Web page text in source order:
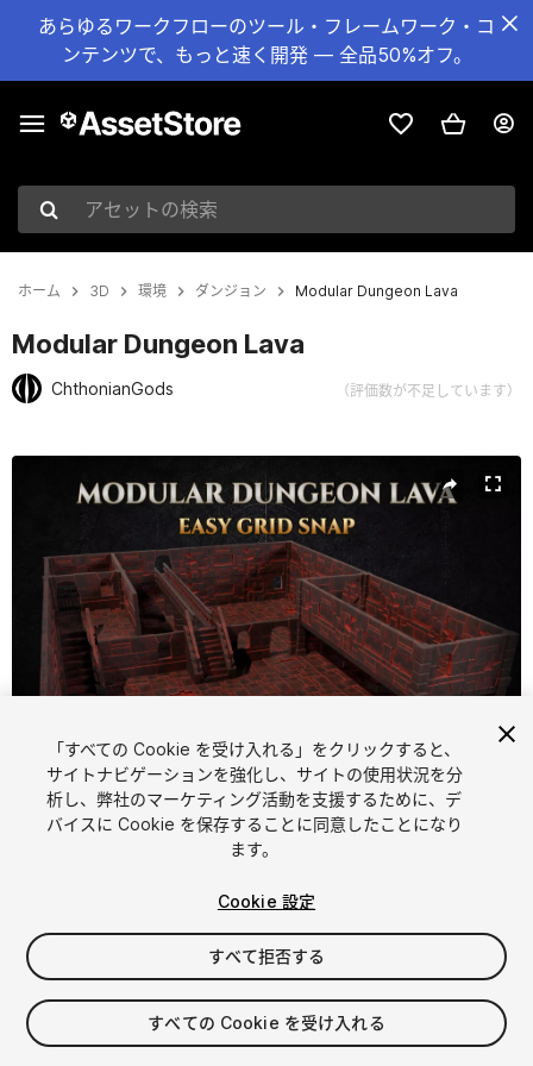
あらゆるワークフローのツール・フレームワーク・コ
ンテンツで、もっと速く開発 — 全品50%オフ。
アセットの検索
ホーム 3D 環境 ダンジョン Modular Dungeon Lava
Modular Dungeon Lava
ChthonianGods （評価数が不足しています）
1 /6
$24.99
消費税は決済時に計算されます
「すべての Cookie を受け入れる」をクリックすると、
サイトナビゲーションを強化し、サイトの使用状況を分
析し、弊社のマーケティング活動を支援するために、デ
バイスに Cookie を保存することに同意したことになり
ます。
Cookie 設定
すべて拒否する
すべての Cookie を受け入れる